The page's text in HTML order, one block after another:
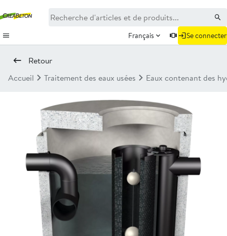
Français Se connecter
Retour
Accueil
Traitement des eaux usées Eaux contenant des